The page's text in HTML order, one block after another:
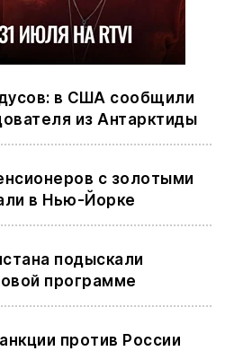
в США сообщили
из Антарктиды
с золотыми
в Нью-Йорке
подыскали
программе
против России